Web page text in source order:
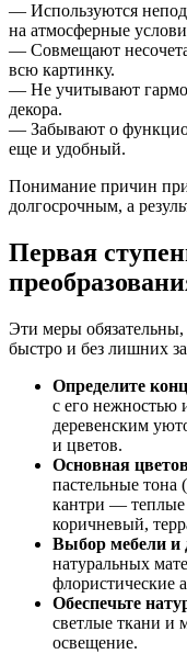
— Используются
на атмосферные
— Совмещают
всю картинку.
— Не учитывают
декора.
— Забывают о
еще и удобный.
Понимание причин
долгосрочным, а
Первая
Эти меры обязательны,
быстро и без лишних
Определите
с его нежностью
деревенским
и цветов.
Основная
пастельные
кантри — теплые
коричневый,
Выбор мебели и
натуральных
флористические
Обеспечьте
светлые ткани и
освещение.